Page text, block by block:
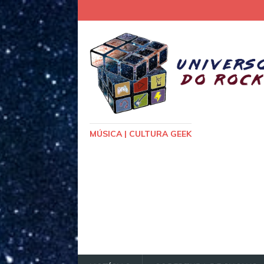
MÚSICA | CULTURA GEEK